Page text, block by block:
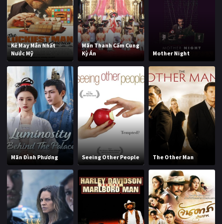
Kẻ May Mắn Nhất
Nước Mỹ
Mãn Thanh Cấm Cung
Kỳ Án
Mother Night
Mãn Đình Phương Seeing Other People The Other Man